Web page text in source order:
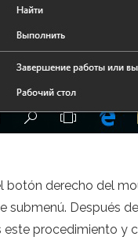
botón derecho del
Después
este procedimiento y